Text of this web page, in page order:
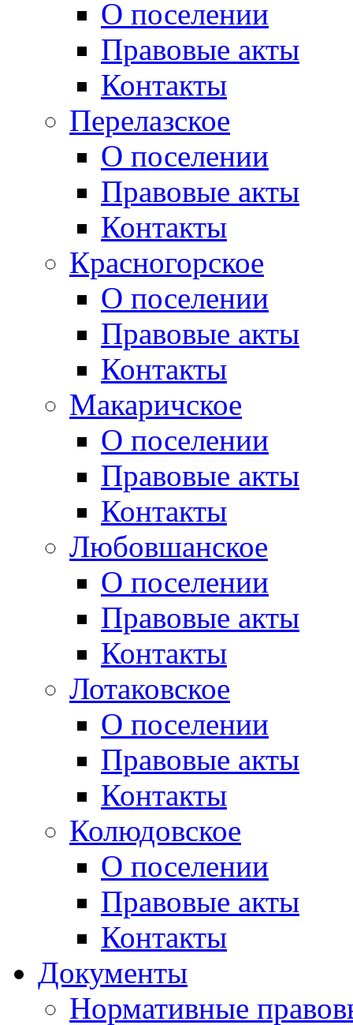
О поселении
Правовые акты
Контакты
Перелазское
О поселении
Правовые акты
Контакты
Красногорское
О поселении
Правовые акты
Контакты
Макаричское
О поселении
Правовые акты
Контакты
Любовшанское
О поселении
Правовые акты
Контакты
Лотаковское
О поселении
Правовые акты
Контакты
Колюдовское
О поселении
Правовые акты
Контакты
Документы
Нормативные